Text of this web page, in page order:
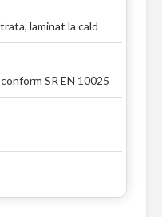
laminat la cald
SR EN 10025